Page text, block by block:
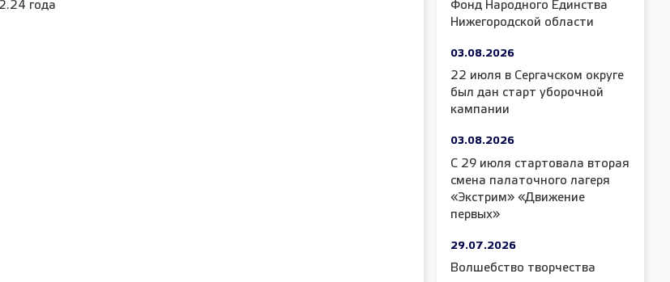
Фонд Народного Единства
Нижегородской области
03.08.2026
22 июля в Сергачском округе
был дан старт уборочной
кампании
03.08.2026
С 29 июля стартовала вторая
смена палаточного лагеря
«Экстрим» «Движение
первых»
29.07.2026
Волшебство творчества